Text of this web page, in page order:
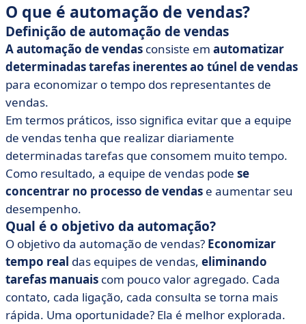
O que é automação de vendas?
Definição de automação de vendas
A automação de vendas consiste em automatizar
determinadas tarefas inerentes ao túnel de vendas
para economizar o tempo dos representantes de
vendas.
Em termos práticos, isso significa evitar que a equipe
de vendas tenha que realizar diariamente
determinadas tarefas que consomem muito tempo.
Como resultado, a equipe de vendas pode se
concentrar no processo de vendas e aumentar seu
desempenho.
Qual é o objetivo da automação?
O objetivo da automação de vendas? Economizar
tempo real das equipes de vendas, eliminando
tarefas manuais com pouco valor agregado. Cada
contato, cada ligação, cada consulta se torna mais
rápida. Uma oportunidade? Ela é melhor explorada.